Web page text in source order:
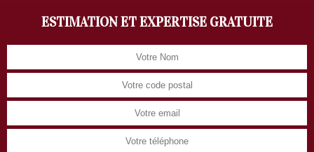
ESTIMATION ET EXPERTISE GRATUITE